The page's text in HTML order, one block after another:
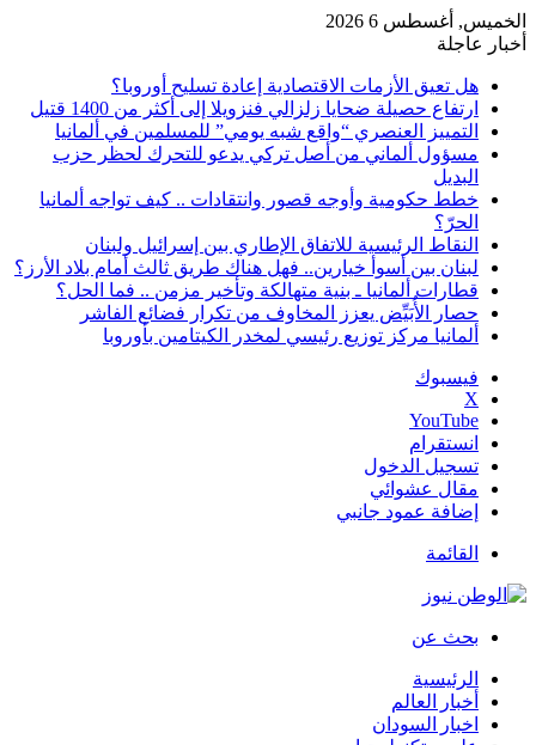
الخميس, أغسطس 6 2026
أخبار عاجلة
هل تعيق الأزمات الاقتصادية إعادة تسليح أوروبا؟
ارتفاع حصيلة ضحايا زلزالي فنزويلا إلى أكثر من 1400 قتيل
التمييز العنصري “واقع شبه يومي” للمسلمين في ألمانيا
مسؤول ألماني من أصل تركي يدعو للتحرك لحظر حزب
البديل
خطط حكومية وأوجه قصور وانتقادات .. كيف تواجه ألمانيا
الحرّ؟
النقاط الرئيسية للاتفاق الإطاري بين إسرائيل ولبنان
لبنان بين أسوأ خيارين.. فهل هناك طريق ثالث أمام بلاد الأرز؟
قطارات ألمانيا ـ بنية متهالكة وتأخير مزمن .. فما الحل؟
حصار الأُبَيِّض يعزز المخاوف من تكرار فضائع الفاشر
ألمانيا مركز توزيع رئيسي لمخدر الكيتامين بأوروبا
فيسبوك
‫X
‫YouTube
انستقرام
تسجيل الدخول
مقال عشوائي
إضافة عمود جانبي
القائمة
بحث عن
الرئيسية
أخبار العالم
اخبار السودان